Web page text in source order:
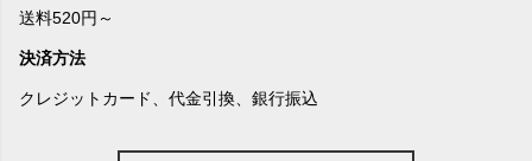
送料520円～
決済方法
クレジットカード、代金引換、銀行振込